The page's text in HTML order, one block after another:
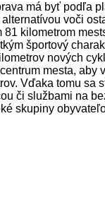
má byť podľa
voči
81 kilometrom
športový
nových
mesta, aby
Vďaka tomu sa
či službami na
skupiny